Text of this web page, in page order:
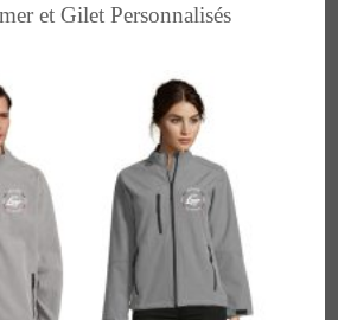
et Gilet Personnalisés